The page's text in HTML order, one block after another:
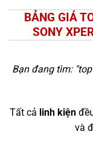
BẢNG GIÁ
SONY
Bạn đang tìm: "
Tất cả linh kiện
và